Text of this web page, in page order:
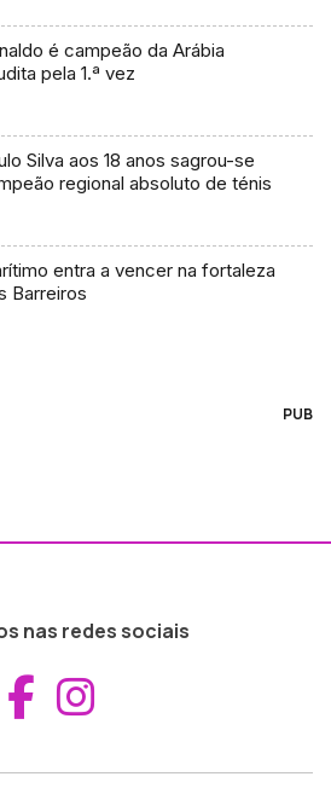
é campeão da Arábia
pela 1.ª vez
Silva aos 18 anos sagrou-se
regional absoluto de ténis
entra a vencer na fortaleza
Barreiros
PUB
nas redes sociais
Aceder ao